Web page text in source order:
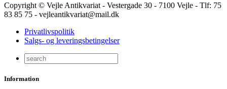
Copyright © Vejle Antikvariat - Vestergade 30 - 7100 Vejle - Tlf: 75
83 85 75 - vejleantikvariat@mail.dk
Privatlivspolitik
Salgs- og leveringsbetingelser
Information